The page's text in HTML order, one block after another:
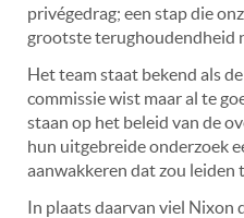
privégedrag; een stap die
grootste terughoudendheid
Het team staat bekend als
commissie wist maar al te
staan op het beleid van de
hun uitgebreide onderzoek
aanwakkeren dat zou leiden
In plaats daarvan viel Nixon